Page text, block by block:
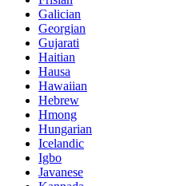
Galician
Georgian
Gujarati
Haitian
Hausa
Hawaiian
Hebrew
Hmong
Hungarian
Icelandic
Igbo
Javanese